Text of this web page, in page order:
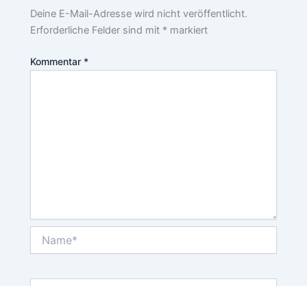
Deine E-Mail-Adresse wird nicht veröffentlicht.
Erforderliche Felder sind mit * markiert
Kommentar *